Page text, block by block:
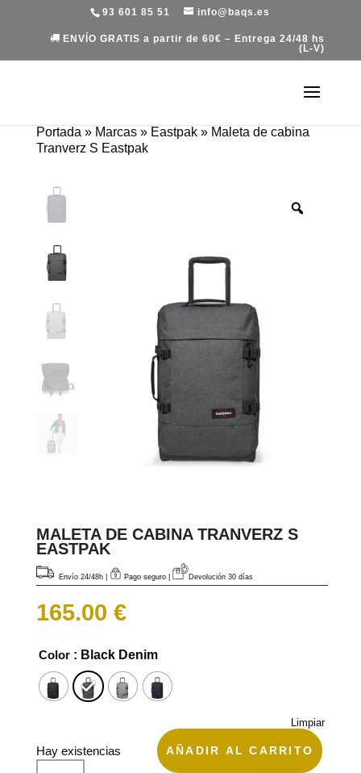
93 601 85 51 info@baqs.es
ENVÍO GRATIS a partir de 60€ – Entrega 24/48 hs
(L-V)
Portada » Marcas» Eastpak» Maleta de cabina
Tranverz S Eastpak
MALETA DE CABINA TRANVERZ S
EASTPAK
Envío 24/48h| Pago seguro | Devolución 30 días
165.00 €
Color : Black Denim
Limpiar
Hay existencias AÑADIR AL CARRITO